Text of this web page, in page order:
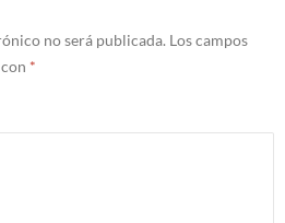
no será publicada. Los campos
*